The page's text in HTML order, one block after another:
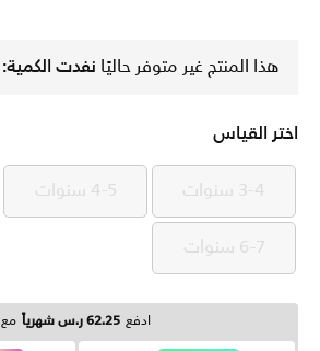
هذا المنتج غير متوفر حاليًا نفدت الكمية:
اختر القياس
3-4 سنوات 3-4 سنوات 4-5 سنوات 4-5 سنوات
6-7 سنوات 6-7 سنوات
ادفع 62.25 ر.س شهرياً مع